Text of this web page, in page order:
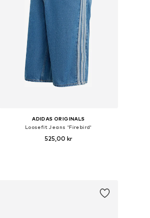
ADIDAS ORIGINALS
Loosefit Jeans 'Firebird'
525,00 kr